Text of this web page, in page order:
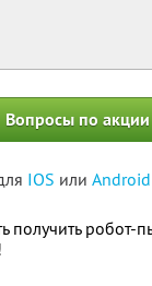
Вопросы по акции
IOS или Android
получить робот-